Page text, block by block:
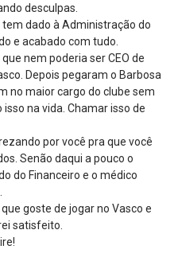
desculpas.
tem dado à Administração do
e acabado com tudo.
nem poderia ser CEO de
Depois pegaram o Barbosa
no maior cargo do clube sem
na vida. Chamar isso de
por você pra que você
Senão daqui a pouco o
do Financeiro e o médico
goste de jogar no Vasco e
satisfeito.